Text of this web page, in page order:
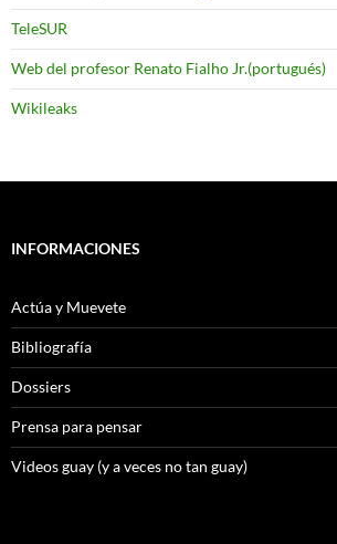
TeleSUR
Web del profesor Renato Fialho Jr.(portugués)
Wikileaks
INFORMACIONES
Actúa y Muevete
Bibliografía
Dossiers
Prensa para pensar
Videos guay (y a veces no tan guay)